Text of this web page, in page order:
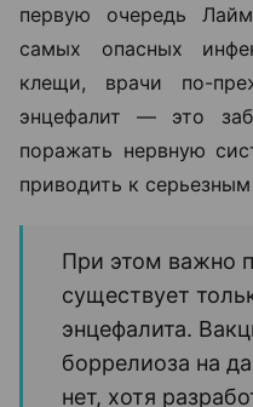
первую очередь
самых опасных
клещи, врачи по-
энцефалит — это
поражать нервную
приводить к
При этом важно
существует
энцефалита.
боррелиоза на
нет, хотя